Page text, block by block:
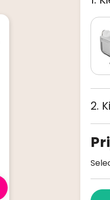
2.